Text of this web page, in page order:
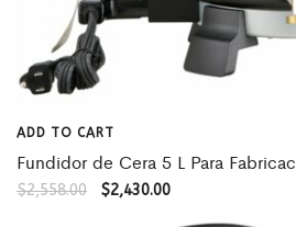
ADD TO CART
Fundidor de Cera 5 L Para
$2,558.00 $2,430.00